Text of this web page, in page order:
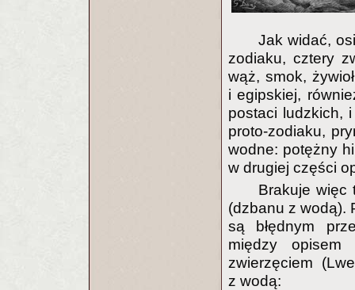
Jak widać,
zodiaku, cztery
wąż, smok,
i egipskiej,
postaci ludzkich,
proto-zodiaku,
wodne: potężny
w drugiej części
Brakuje więc
(dzbanu z wodą).
są błędnym
między
zwierzęciem
z wodą: